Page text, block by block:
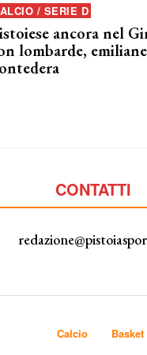
/ SERIE D
ancora nel
lombarde,
CONTATTI
Calcio Basket